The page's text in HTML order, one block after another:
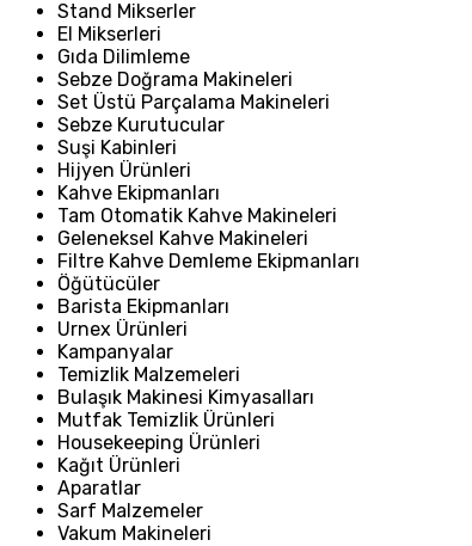
Stand Mikserler
El Mikserleri
Gıda Dilimleme
Sebze Doğrama Makineleri
Set Üstü Parçalama Makineleri
Sebze Kurutucular
Suşi Kabinleri
Hijyen Ürünleri
Kahve Ekipmanları
Tam Otomatik Kahve Makineleri
Geleneksel Kahve Makineleri
Filtre Kahve Demleme Ekipmanları
Öğütücüler
Barista Ekipmanları
Urnex Ürünleri
Kampanyalar
Temizlik Malzemeleri
Bulaşık Makinesi Kimyasalları
Mutfak Temizlik Ürünleri
Housekeeping Ürünleri
Kağıt Ürünleri
Aparatlar
Sarf Malzemeler
Vakum Makineleri